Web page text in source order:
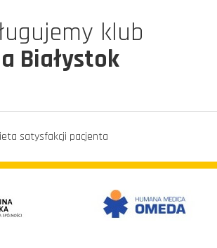
klub
Białystok
satysfakcji pacjenta